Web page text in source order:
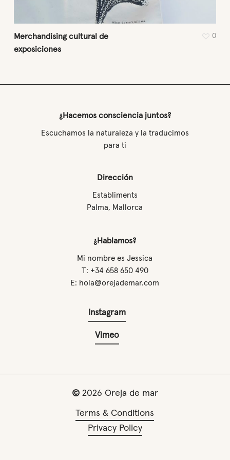
Merchandising cultural de
exposiciones
0
¿Hacemos consciencia juntos?
Escuchamos la naturaleza y la traducimos
para ti
Dirección
Establiments
Palma, Mallorca
¿Hablamos?
Mi nombre es Jessica
T: +34 658 650 490
E: hola@orejademar.com
Instagram
Vimeo
© 2026 Oreja de mar
Terms & Conditions
Privacy Policy